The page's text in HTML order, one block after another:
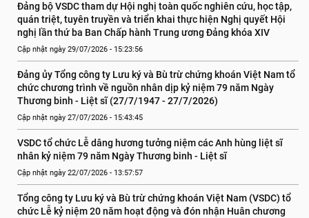
Đảng bộ VSDC tham dự Hội nghị toàn quốc nghiên cứu, học tập,
quán triệt, tuyên truyền và triển khai thực hiện Nghị quyết Hội
nghị lần thứ ba Ban Chấp hành Trung ương Đảng khóa XIV
Cập nhật ngày 29/07/2026 - 15:23:56
Đảng ủy Tổng công ty Lưu ký và Bù trừ chứng khoán Việt Nam tổ
chức chương trình về nguồn nhân dịp kỷ niệm 79 năm Ngày
Thương binh - Liệt sĩ (27/7/1947 - 27/7/2026)
Cập nhật ngày 27/07/2026 - 15:43:45
VSDC tổ chức Lễ dâng hương tưởng niệm các Anh hùng liệt sĩ
nhân kỷ niệm 79 năm Ngày Thương binh - Liệt sĩ
Cập nhật ngày 22/07/2026 - 13:57:57
Tổng công ty Lưu ký và Bù trừ chứng khoán Việt Nam (VSDC) tổ
chức Lễ kỷ niệm 20 năm hoạt động và đón nhận Huân chương